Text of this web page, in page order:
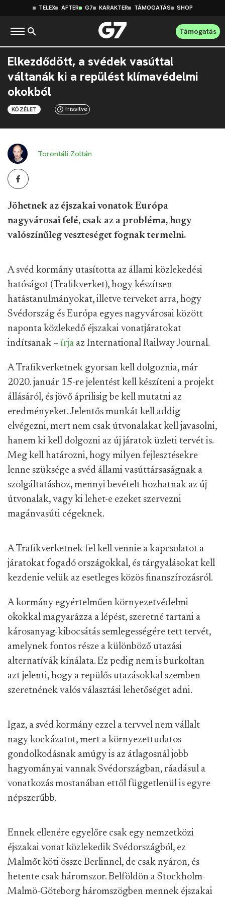
TELEX AFTER G7 KARAKTER TÁMOGATÁS SHOP
Támogatás
Elkezdődött, a svédek vasúttal
váltanák ki a repülést klímavédelmi
okokból
KÖZÉLET frissítve
Torontáli Zoltán
Jöhetnek az éjszakai vonatok Európa
nagyvárosai felé, csak az a probléma, hogy
valószínűleg veszteséget fognak termelni.
A svéd kormány utasította az állami közlekedési
hatóságot (Trafikverket), hogy készítsen
hatástanulmányokat, illetve terveket arra, hogy
Svédország és Európa egyes nagyvárosai között
naponta közlekedő éjszakai vonatjáratokat
indítsanak – írja az International Railway Journal.
A Trafikverketnek gyorsan kell dolgoznia, már
2020. január 15-re jelentést kell készíteni a projekt
állásáról, és jövő áprilisig be kell mutatni az
eredményeket. Jelentős munkát kell addig
elvégezni, mert nem csak útvonalakat kell javasolni,
hanem ki kell dolgozni az új járatok üzleti tervét is.
Meg kell határozni, hogy milyen fejlesztésekre
lenne szüksége a svéd állami vasúttársaságnak a
szolgáltatáshoz, mennyi bevételt hozhatnak az új
útvonalak, vagy ki lehet-e ezeket szervezni
magánvasúti cégeknek.
A Trafikverketnek fel kell vennie a kapcsolatot a
járatokat fogadó országokkal, és tárgyalásokat kell
kezdenie velük az esetleges közös finanszírozásról.
A kormány egyértelműen környezetvédelmi
okokkal magyarázza a lépést, szeretné tartani a
károsanyag-kibocsátás semlegességére tett tervét,
amelynek fontos része a különböző utazási
alternatívák kínálata. Ez pedig nem is burkoltan
azt jelenti, hogy a repülős utazásokkal szemben
szeretnének valós választási lehetőséget adni.
Igaz, a svéd kormány ezzel a tervvel nem vállalt
nagy kockázatot, mert a környezettudatos
gondolkodásnak amúgy is az átlagosnál jobb
hagyományai vannak Svédországban, ráadásul a
vonatkozás mostanában ettől függetlenül is egyre
népszerűbb.
Ennek ellenére egyelőre csak egy nemzetközi
éjszakai vonat közlekedik Svédországból, ez
Malmőt köti össze Berlinnel, de csak nyáron, és
hetente csak háromszor. Belföldön a Stockholm-
Malmö-Göteborg háromszögben mennek éjszakai